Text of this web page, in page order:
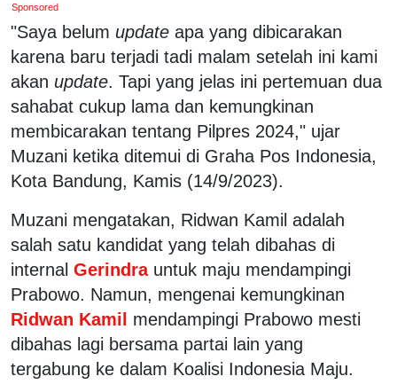
Sponsored
"Saya belum update apa yang dibicarakan
karena baru terjadi tadi malam setelah ini kami
akan update. Tapi yang jelas ini pertemuan dua
sahabat cukup lama dan kemungkinan
membicarakan tentang Pilpres 2024," ujar
Muzani ketika ditemui di Graha Pos Indonesia,
Kota Bandung, Kamis (14/9/2023).
Muzani mengatakan, Ridwan Kamil adalah
salah satu kandidat yang telah dibahas di
internal Gerindra untuk maju mendampingi
Prabowo. Namun, mengenai kemungkinan
Ridwan Kamil mendampingi Prabowo mesti
dibahas lagi bersama partai lain yang
tergabung ke dalam Koalisi Indonesia Maju.